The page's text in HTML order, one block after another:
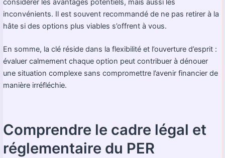
considérer les avantages potentiels, mais aussi les
inconvénients. Il est souvent recommandé de ne pas retirer à la
hâte si des options plus viables s’offrent à vous.
En somme, la clé réside dans la flexibilité et l’ouverture d’esprit :
évaluer calmement chaque option peut contribuer à dénouer
une situation complexe sans compromettre l’avenir financier de
manière irréfléchie.
Comprendre le cadre légal et
réglementaire du PER